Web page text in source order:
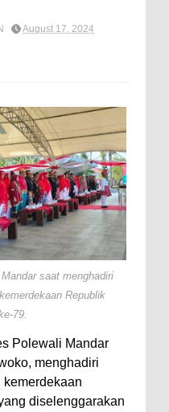
August 17, 2024
saat menghadiri
Republik
79.
Polewali Mandar
menghadiri
kemerdekaan
diselenggarakan